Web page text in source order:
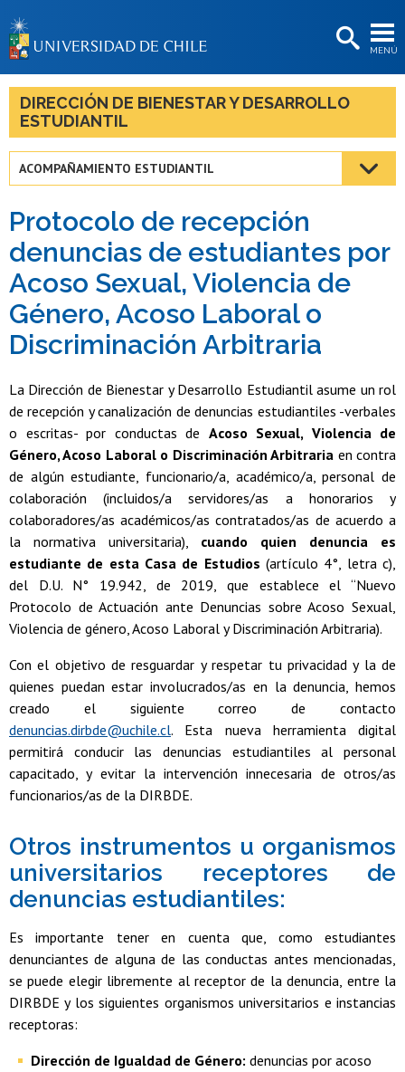
MENÚ
BIBLIOTECAS
LA UNIVERSIDAD
Estudiantes
Funcionarias/os
Egresadas/os
DIRECCIÓN DE BIENESTAR Y DESARROLLO
ESTUDIANTIL
ACOMPAÑAMIENTO ESTUDIANTIL
Protocolo de recepción
denuncias de estudiantes por
Acoso Sexual, Violencia de
Género, Acoso Laboral o
Discriminación Arbitraria
La Dirección de Bienestar y Desarrollo Estudiantil asume un rol
de recepción y canalización de denuncias estudiantiles -verbales
o escritas- por conductas de Acoso Sexual, Violencia de
Género, Acoso Laboral o Discriminación Arbitraria en contra
de algún estudiante, funcionario/a, académico/a, personal de
colaboración (incluidos/a servidores/as a honorarios y
colaboradores/as académicos/as contratados/as de acuerdo a
la normativa universitaria), cuando quien denuncia es
estudiante de esta Casa de Estudios (artículo 4°, letra c),
del D.U. N° 19.942, de 2019, que establece el “Nuevo
Protocolo de Actuación ante Denuncias sobre Acoso Sexual,
Violencia de género, Acoso Laboral y Discriminación Arbitraria).
Con el objetivo de resguardar y respetar tu privacidad y la de
quienes puedan estar involucrados/as en la denuncia, hemos
creado el siguiente correo de contacto
denuncias.dirbde@uchile.cl. Esta nueva herramienta digital
permitirá conducir las denuncias estudiantiles al personal
capacitado, y evitar la intervención innecesaria de otros/as
funcionarios/as de la DIRBDE.
Otros instrumentos u organismos
universitarios receptores de
denuncias estudiantiles:
Es importante tener en cuenta que, como estudiantes
denunciantes de alguna de las conductas antes mencionadas,
se puede elegir libremente al receptor de la denuncia, entre la
DIRBDE y los siguientes organismos universitarios e instancias
receptoras:
Dirección de Igualdad de Género: denuncias por acoso